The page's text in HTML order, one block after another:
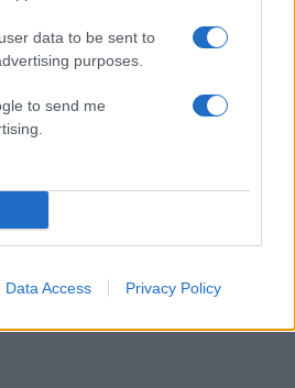
data to be sent to
purposes.
to send me
Data Access Privacy Policy